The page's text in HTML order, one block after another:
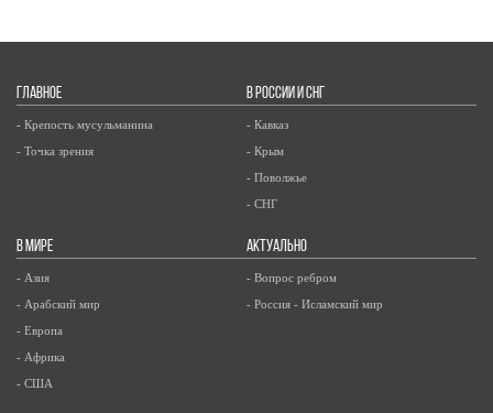
ГЛАВНОЕ
- Крепость мусульманина
- Точка зрения
В РОССИИ И СНГ
- Кавказ
- Крым
- Поволжье
- СНГ
В МИРЕ
- Азия
- Арабский мир
- Европа
- Африка
- США
АКТУАЛЬНО
- Вопрос ребром
- Россия - Исламский мир